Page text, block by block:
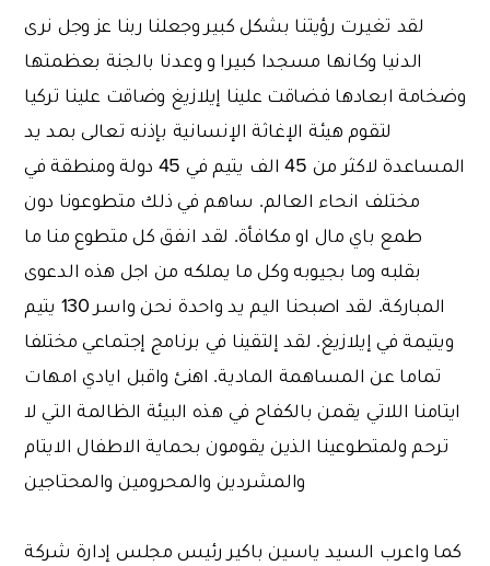
لقد تغيرت رؤيتنا بشكل كبير وجعلنا ربنا عز وجل نرى
الدنيا وكانها مسجدا كبيرا و وعدنا بالجنة بعظمتها
وضخامة ابعادها فضاقت علينا إيلازيغ وضاقت علينا تركيا
لتقوم هيئة الإغاثة الإنسانية بإذنه تعالى بمد يد
المساعدة لاكثر من 45 الف يتيم في 45 دولة ومنطقة في
مختلف انحاء العالم. ساهم في ذلك متطوعونا دون
طمع باي مال او مكافأة. لقد انفق كل متطوع منا ما
بقلبه وما بجيوبه وكل ما يملكه من اجل هذه الدعوى
المباركة. لقد اصبحنا اليم يد واحدة نحن واسر 130 يتيم
ويتيمة في إيلازيغ. لقد إلتقينا في برنامج إجتماعي مختلفا
تماما عن المساهمة المادية. اهنئ واقبل ايادي امهات
ايتامنا اللاتي يقمن بالكفاح في هذه البيئة الظالمة التي لا
ترحم ولمتطوعينا الذين يقومون بحماية الاطفال الايتام
والمشردين والمحرومين والمحتاجين
كما واعرب السيد ياسين باكير رئيس مجلس إدارة شركة